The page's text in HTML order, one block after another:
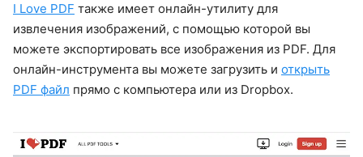
I Love PDF также имеет онлайн-утилиту для
извлечения изображений, с помощью которой вы
можете экспортировать все изображения из PDF. Для
онлайн-инструмента вы можете загрузить и открыть
PDF файл прямо с компьютера или из Dropbox.